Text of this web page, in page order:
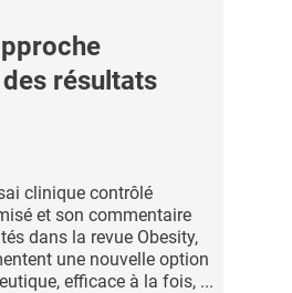
résultats
clinique contrôlé
et son commentaire
dans la revue Obesity,
une nouvelle option
efficace à la fois, ...